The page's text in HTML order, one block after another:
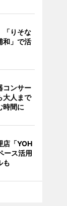
「りそな
和」で活
コンサー
大人まで
時間に
店「YOH
ス活用
も